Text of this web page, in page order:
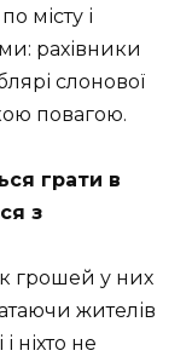
місту і
рахівники
слонової
повагою.
грати в
з
грошей у них
жителів
ніхто не